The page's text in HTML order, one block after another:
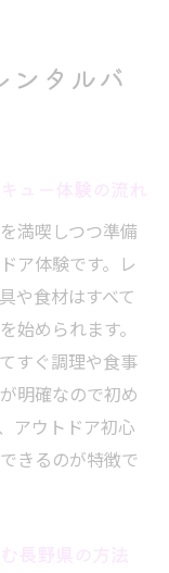
アウトドア
ごす長野県
ーベキュー
らん時間を満
アを楽しむコ
ンタルバ
満喫しつつ準備
ア体験です。レ
や食材はすべて
始められます。
すぐ調理や食事
明確なので初め
アウトドア初心
きるのが特徴で